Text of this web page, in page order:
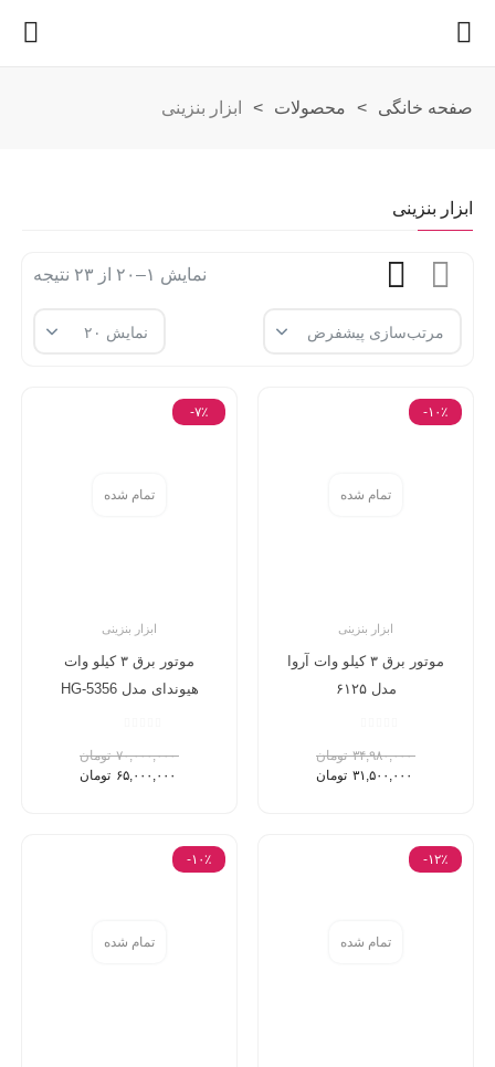
صفحه خانگی > محصولات > ابزار بنزینی
ابزار بنزینی
نمایش ۱–۲۰ از ۲۳ نتیجه
تمام شده
ابزار بنزینی
موتور برق ۳ کیلو وات آروا
مدل ۶۱۲۵
تومان
۳۴,۹۸۰,۰۰۰
تومان
-۱۰٪
تمام شده
ابزار بنزینی
موتور برق ۳ کیلو وات
هیوندای مدل HG-5356
تومان
۷۰,۰۰۰,۰۰۰
تومان
-۷٪
تمام شده
-۱۲٪
تمام شده
-۱۰٪